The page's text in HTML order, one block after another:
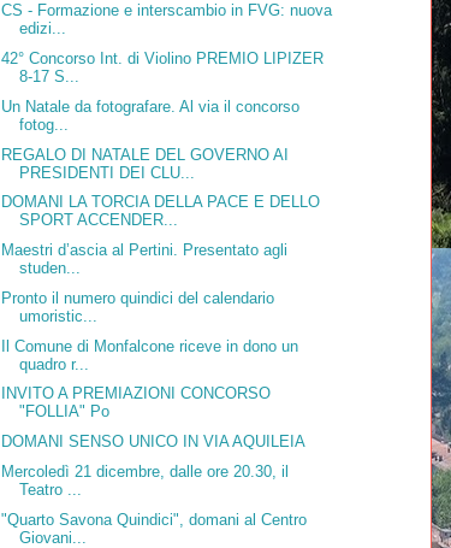
CS - Formazione e interscambio in FVG: nuova
edizi...
42° Concorso Int. di Violino PREMIO LIPIZER
8-17 S...
Un Natale da fotografare. Al via il concorso
fotog...
REGALO DI NATALE DEL GOVERNO AI
PRESIDENTI DEI CLU...
DOMANI LA TORCIA DELLA PACE E DELLO
SPORT ACCENDER...
Maestri d’ascia al Pertini. Presentato agli
studen...
Pronto il numero quindici del calendario
umoristic...
Il Comune di Monfalcone riceve in dono un
quadro r...
INVITO A PREMIAZIONI CONCORSO
"FOLLIA" Po
DOMANI SENSO UNICO IN VIA AQUILEIA
Mercoledì 21 dicembre, dalle ore 20.30, il
Teatro ...
"Quarto Savona Quindici", domani al Centro
Giovani...